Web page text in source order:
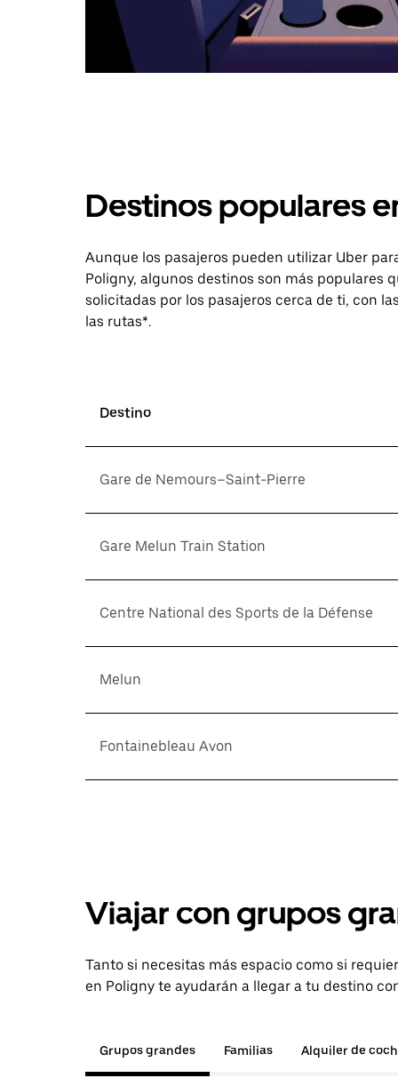
Destinos populares
Aunque los pasajeros pueden utilizar Uber
Poligny, algunos destinos son más populares
solicitadas por los pasajeros cerca de ti, con
las rutas*.
Destino
Gare de Nemours–Saint-Pierre
Gare Melun Train Station
Centre National des Sports de la Défense
Melun
Fontainebleau Avon
Viajar con grupos
Tanto si necesitas más espacio como si
en Poligny te ayudarán a llegar a tu destino
Grupos grandes Familias Alquiler de